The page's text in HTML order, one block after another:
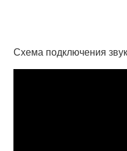
Схема подключения